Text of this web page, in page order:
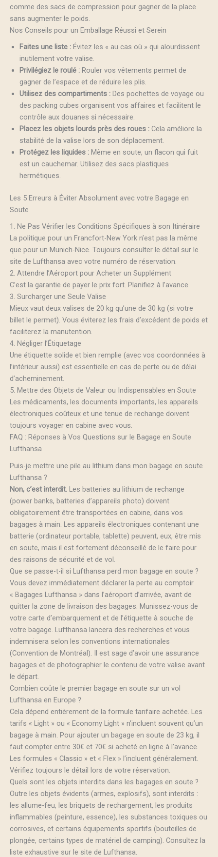
comme des sacs de compression pour gagner de la place
sans augmenter le poids.
Nos Conseils pour un Emballage Réussi et Serein
Faites une liste : Évitez les « au cas où » qui alourdissent
inutilement votre valise.
Privilégiez le roulé : Rouler vos vêtements permet de
gagner de l’espace et de réduire les plis.
Utilisez des compartiments : Des pochettes de voyage ou
des packing cubes organisent vos affaires et facilitent le
contrôle aux douanes si nécessaire.
Placez les objets lourds près des roues : Cela améliore la
stabilité de la valise lors de son déplacement.
Protégez les liquides : Même en soute, un flacon qui fuit
est un cauchemar. Utilisez des sacs plastiques
hermétiques.
Les 5 Erreurs à Éviter Absolument avec votre Bagage en
Soute
1. Ne Pas Vérifier les Conditions Spécifiques à son Itinéraire
La politique pour un Francfort-New York n’est pas la même
que pour un Munich-Nice. Toujours consulter le détail sur le
site de Lufthansa avec votre numéro de réservation.
2. Attendre l’Aéroport pour Acheter un Supplément
C’est la garantie de payer le prix fort. Planifiez à l’avance.
3. Surcharger une Seule Valise
Mieux vaut deux valises de 20 kg qu’une de 30 kg (si votre
billet le permet). Vous éviterez les frais d’excédent de poids et
faciliterez la manutention.
4. Négliger l’Étiquetage
Une étiquette solide et bien remplie (avec vos coordonnées à
l’intérieur aussi) est essentielle en cas de perte ou de délai
d’acheminement.
5. Mettre des Objets de Valeur ou Indispensables en Soute
Les médicaments, les documents importants, les appareils
électroniques coûteux et une tenue de rechange doivent
toujours voyager en cabine avec vous.
FAQ : Réponses à Vos Questions sur le Bagage en Soute
Lufthansa
Puis-je mettre une pile au lithium dans mon bagage en soute
Lufthansa ?
Non, c’est interdit. Les batteries au lithium de rechange
(power banks, batteries d’appareils photo) doivent
obligatoirement être transportées en cabine, dans vos
bagages à main. Les appareils électroniques contenant une
batterie (ordinateur portable, tablette) peuvent, eux, être mis
en soute, mais il est fortement déconseillé de le faire pour
des raisons de sécurité et de vol.
Que se passe-t-il si Lufthansa perd mon bagage en soute ?
Vous devez immédiatement déclarer la perte au comptoir
« Bagages Lufthansa » dans l’aéroport d’arrivée, avant de
quitter la zone de livraison des bagages. Munissez-vous de
votre carte d’embarquement et de l’étiquette à souche de
votre bagage. Lufthansa lancera des recherches et vous
indemnisera selon les conventions internationales
(Convention de Montréal). Il est sage d’avoir une assurance
bagages et de photographier le contenu de votre valise avant
le départ.
Combien coûte le premier bagage en soute sur un vol
Lufthansa en Europe ?
Cela dépend entièrement de la formule tarifaire achetée. Les
tarifs « Light » ou « Economy Light » n’incluent souvent qu’un
bagage à main. Pour ajouter un bagage en soute de 23 kg, il
faut compter entre 30€ et 70€ si acheté en ligne à l’avance.
Les formules « Classic » et « Flex » l’incluent généralement.
Vérifiez toujours le détail lors de votre réservation.
Quels sont les objets interdits dans les bagages en soute ?
Outre les objets évidents (armes, explosifs), sont interdits :
les allume-feu, les briquets de rechargement, les produits
inflammables (peinture, essence), les substances toxiques ou
corrosives, et certains équipements sportifs (bouteilles de
plongée, certains types de matériel de camping). Consultez la
liste exhaustive sur le site de Lufthansa.